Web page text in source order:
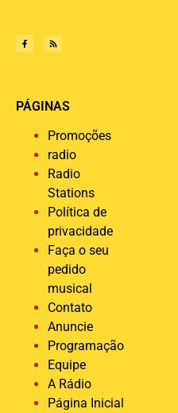
PÁGINAS
Promoções
radio
Radio
Stations
Política de
privacidade
Faça o seu
pedido
musical
Contato
Anuncie
Programação
Equipe
A Rádio
Página Inicial